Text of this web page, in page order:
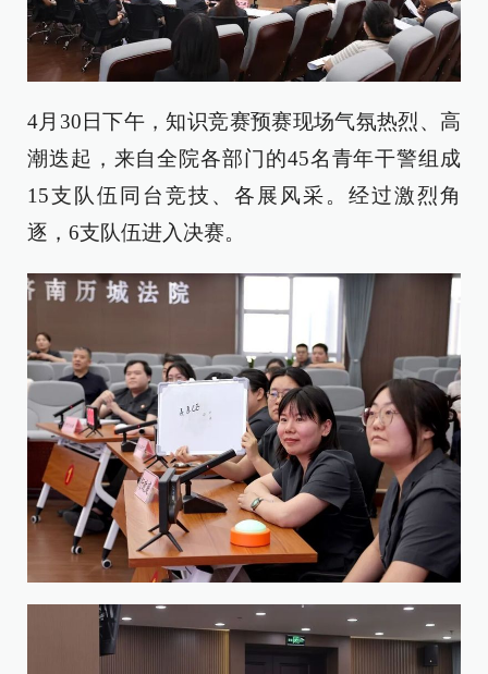
4月30日下午，知识竞赛预赛现场气氛热烈、高
潮迭起，来自全院各部门的45名青年干警组成
15支队伍同台竞技、各展风采。经过激烈角
逐，6支队伍进入决赛。